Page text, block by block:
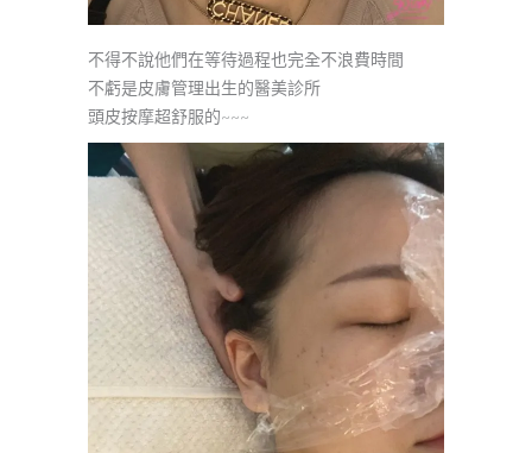
不得不說他們在等待過程也完全不浪費時間
不虧是皮膚管理出生的醫美診所
頭皮按摩超舒服的~~~